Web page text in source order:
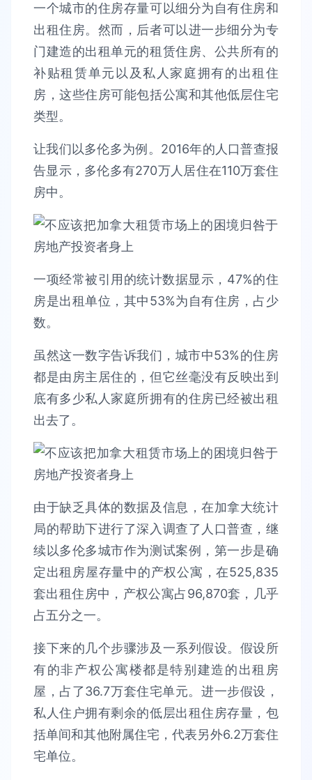
一个城市的住房存量可以细分为自有住房和
出租住房。然而，后者可以进一步细分为专
门建造的出租单元的租赁住房、公共所有的
补贴租赁单元以及私人家庭拥有的出租住
房，这些住房可能包括公寓和其他低层住宅
类型。
让我们以多伦多为例。2016年的人口普查报
告显示，多伦多有270万人居住在110万套住
房中。
一项经常被引用的统计数据显示，47%的住
房是出租单位，其中53%为自有住房，占少
数。
虽然这一数字告诉我们，城市中53%的住房
都是由房主居住的，但它丝毫没有反映出到
底有多少私人家庭所拥有的住房已经被出租
出去了。
由于缺乏具体的数据及信息，在加拿大统计
局的帮助下进行了深入调查了人口普查，继
续以多伦多城市作为测试案例，第一步是确
定出租房屋存量中的产权公寓，在525,835
套出租住房中，产权公寓占96,870套，几乎
占五分之一。
接下来的几个步骤涉及一系列假设。假设所
有的非产权公寓楼都是特别建造的出租房
屋，占了36.7万套住宅单元。进一步假设，
私人住户拥有剩余的低层出租住房存量，包
括单间和其他附属住宅，代表另外6.2万套住
宅单位。